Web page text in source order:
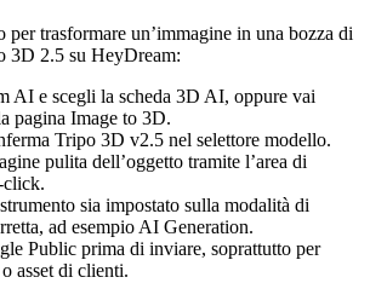
per trasformare un’immagine in una bozza di
3D 2.5 su HeyDream:
AI e scegli la scheda 3D AI, oppure vai
pagina Image to 3D.
Tripo 3D v2.5 nel selettore modello.
pulita dell’oggetto tramite l’area di
click.
sia impostato sulla modalità di
ad esempio AI Generation.
Public prima di inviare, soprattutto per
asset di clienti.